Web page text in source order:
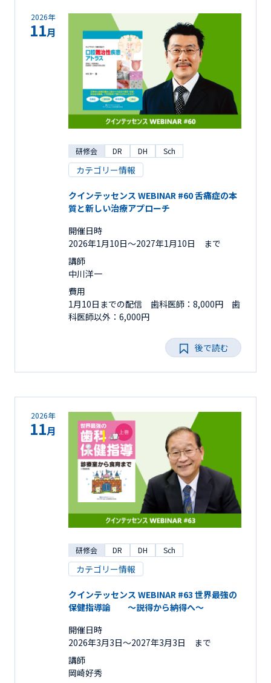
2026年
11月
研修会 DR DH Sch
カテゴリー情報
クインテッセンス WEBINAR #60 舌痛症の本
質と新しい治療アプローチ
開催日時
2026年1月10日〜2027年1月10日 まで
講師
中川洋一
費用
1月10日までの配信 歯科医師：8,000円 歯
科医師以外：6,000円
後で読む
2026年
11月
研修会 DR DH Sch
カテゴリー情報
クインテッセンス WEBINAR #63 世界最強の
保健指導論 ～説得から納得へ～
開催日時
2026年3月3日〜2027年3月3日 まで
講師
岡崎好秀